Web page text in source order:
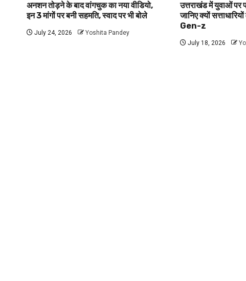
अनशन तोड़ने के बाद वांगचुक का नया वीडियो,
इन 3 मांगों पर बनी सहमति, स्वाद पर भी बोले
July 24, 2026 Yoshita Pandey
उत्तराखंड में युवाओं पर
जानिए क्यों
Gen-z
July 18, 2026